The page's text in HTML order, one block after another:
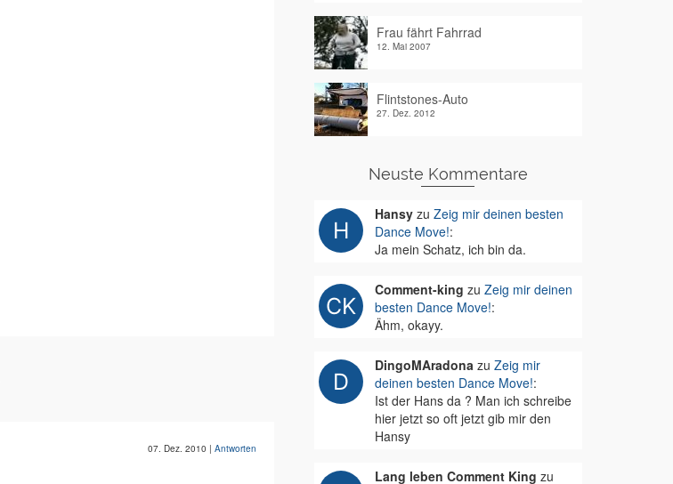
07. Dez. 2010 | Antworten
Frau fährt Fahrrad
12. Mai 2007
Flintstones-Auto
27. Dez. 2012
Neuste Kommentare
Hansyzu Zeig mir deinen besten
Dance Move!:
Ja mein Schatz, ich bin da.
Comment-king zu Zeig mir deinen
besten Dance Move!:
Ähm, okayy.
DingoMAradonazu Zeig mir
deinen besten Dance Move!:
Ist der Hans da ? Man ich schreibe
hier jetzt so oft jetzt gib mir den
Hansy
Lang leben Comment King zu